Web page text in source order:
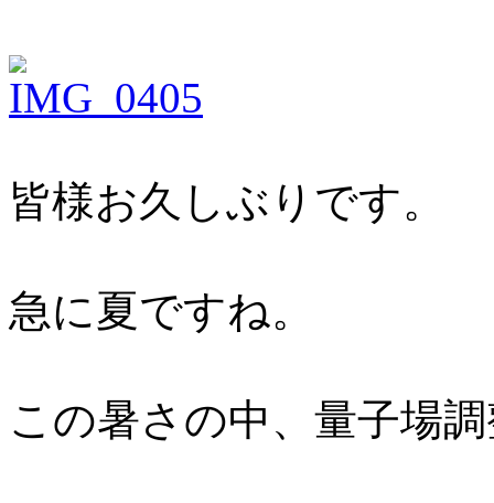
皆様お久しぶりです。
急に夏ですね。
この暑さの中、量子場